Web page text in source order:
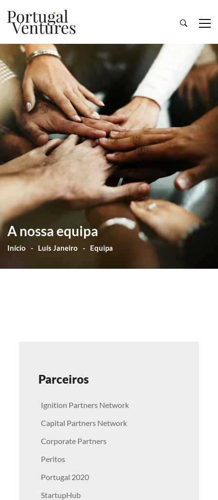
A nossa equipa
Início Luís Janeiro Equipa
Parceiros
Ignition Partners Network
Capital Partners Network
Corporate Partners
Peritos
Portugal 2020
StartupHub